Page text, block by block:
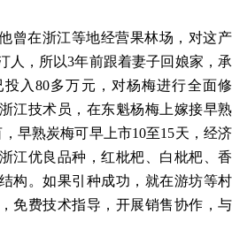
曾在浙江等地经营果林场，对这产
人，所以3年前跟着妻子回娘家，承
入80多万元，对杨梅进行全面修
江技术员，在东魁杨梅上嫁接早熟
早熟炭梅可早上市10至15天，经济
江优良品种，红枇杷、白枇杷、香
构。如果引种成功，就在游坊等村
免费技术指导，开展销售协作，与